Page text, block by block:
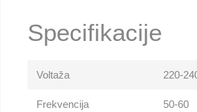
Specifikacije
Voltaža 220-
Frekvencija 50-60